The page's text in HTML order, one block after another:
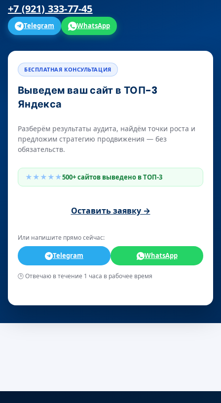
+7 (921) 333-77-45
Telegram WhatsApp
БЕСПЛАТНАЯ КОНСУЛЬТАЦИЯ
Выведем ваш сайт в ТОП-3
Яндекса
Разберём результаты аудита, найдём точки роста и
предложим стратегию продвижения — без
обязательств.
★★★★★500+ сайтов выведено в ТОП-3
Оставить заявку →
Или напишите прямо сейчас:
Telegram WhatsApp
🕒 Отвечаю в течение 1 часа в рабочее время